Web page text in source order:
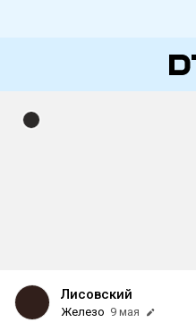
Лисовский
Железо 9 мая